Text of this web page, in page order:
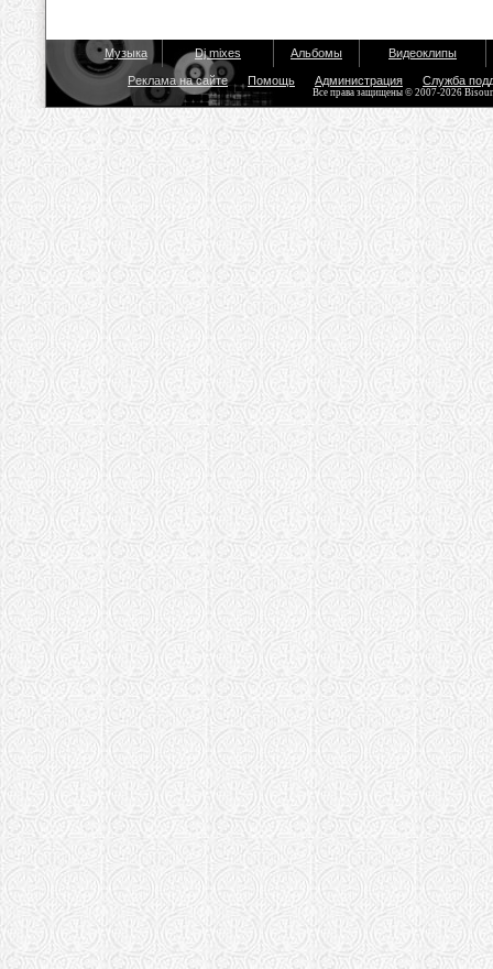
Музыка Dj mixes Альбомы Видеоклипы
Реклама на сайте Помощь Администрация Служба
Все права защищены © 2007-2026